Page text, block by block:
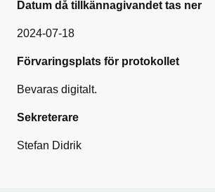
Datum då tillkännagivandet tas ner
2024-07-18
Förvaringsplats för protokollet
Bevaras digitalt.
Sekreterare
Stefan Didrik